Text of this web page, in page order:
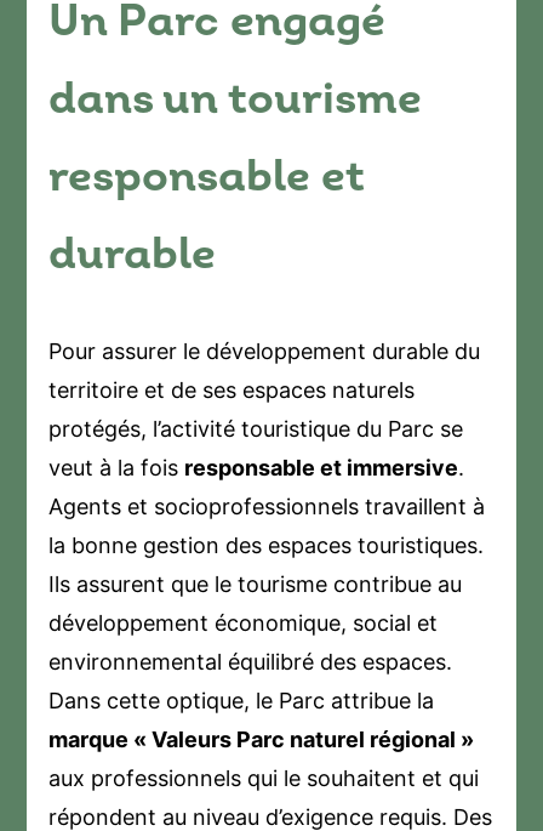
Un Parc engagé
dans un tourisme
responsable et
durable
Pour assurer le développement durable du
territoire et de ses espaces naturels
protégés, l’activité touristique du Parc se
veut à la fois responsable et immersive.
Agents et socioprofessionnels travaillent à
la bonne gestion des espaces touristiques.
Ils assurent que le tourisme contribue au
développement économique, social et
environnemental équilibré des espaces.
Dans cette optique, le Parc attribue la
marque « Valeurs Parc naturel régional »
aux professionnels qui le souhaitent et qui
répondent au niveau d’exigence requis. Des